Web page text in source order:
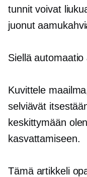
tunnit voivat
juonut
Siellä
Kuvittele
selviävät
keskittymään
kasvattamiseen.
Tämä artikkeli